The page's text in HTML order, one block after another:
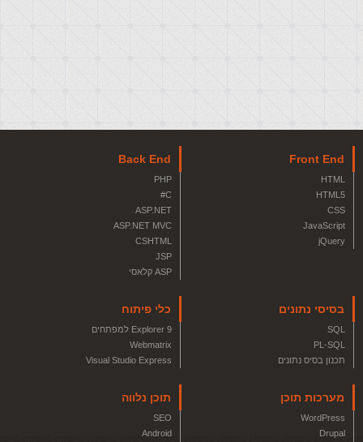
Front End
HTML
HTML5
CSS
JavaScript
jQuery
Back End
PHP
C#
ASP.NET
ASP.NET MVC
CSHTML
JSP
ASP קלאסי
בסיסי נתונים
SQL
PL-SQL
תכנון בסיס נתונים
כלי פיתוח
Explorer 9 למפתחים
Webmatrix
Visual Studio Express
מערכות תוכן
WordPress
Drupal
תוכן נלווה
SEO
Android